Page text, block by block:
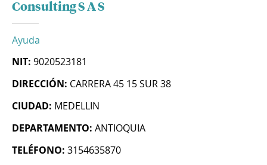
Consulting S A S
Ayuda
NIT: 9020523181
DIRECCIÓN: CARRERA 45 15 SUR 38
CIUDAD: MEDELLIN
DEPARTAMENTO: ANTIOQUIA
TELÉFONO: 3154635870